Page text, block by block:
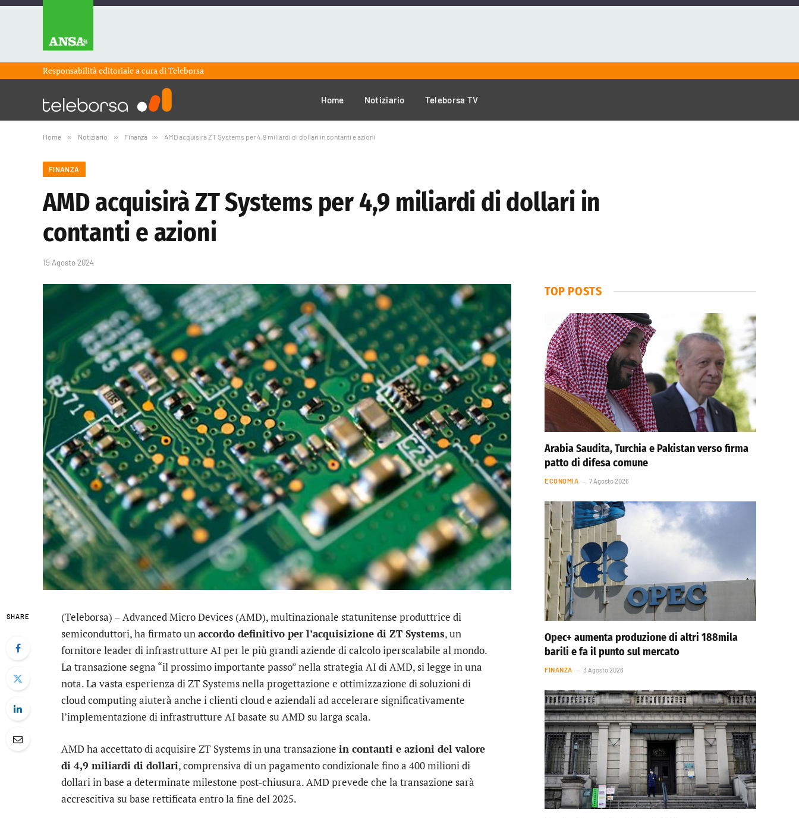
Responsabilità editoriale a cura diTeleborsa
Home Notiziario Teleborsa TV
Home » Notiziario » Finanza » AMD acquisirà ZT Systems per 4,9 miliardi di dollari in contanti e azioni
FINANZA
AMD acquisirà ZT Systems per 4,9 miliardi di dollari in
contanti e azioni
19 Agosto 2024
SHARE (Teleborsa) –Advanced Micro Devices (AMD), multinazionale statunitense produttrice di
semiconduttori, ha firmato unaccordo definitivo per l’acquisizione di ZT Systems, un
fornitore leader di infrastrutture AI per le più grandi aziende di calcolo iperscalabile al mondo.
La transazione segna “il prossimo importante passo” nella strategia AI di AMD, si legge in una
nota. La vasta esperienza di ZT Systems nella progettazione e ottimizzazione di soluzioni di
cloud computing aiuterà anche i clienti cloud e aziendali ad accelerare significativamente
l’implementazione di infrastrutture AI basate su AMD su larga scala.
AMD ha accettato di acquisire ZT Systems in una transazione in contanti e azioni del valore
di 4,9 miliardi di dollari, comprensiva di un pagamento condizionale fino a 400 milioni di
dollari in base a determinate milestone post-chiusura. AMD prevede che la transazione sarà
accrescitiva su base rettificata entro la fine del 2025.
TOP POSTS
Arabia Saudita, Turchia e Pakistan verso firma
patto di difesa comune
ECONOMIA 7 Agosto 2026
Opec+ aumenta produzione di altri 188mila
barili e fa il punto sul mercato
FINANZA 3 Agosto 2026